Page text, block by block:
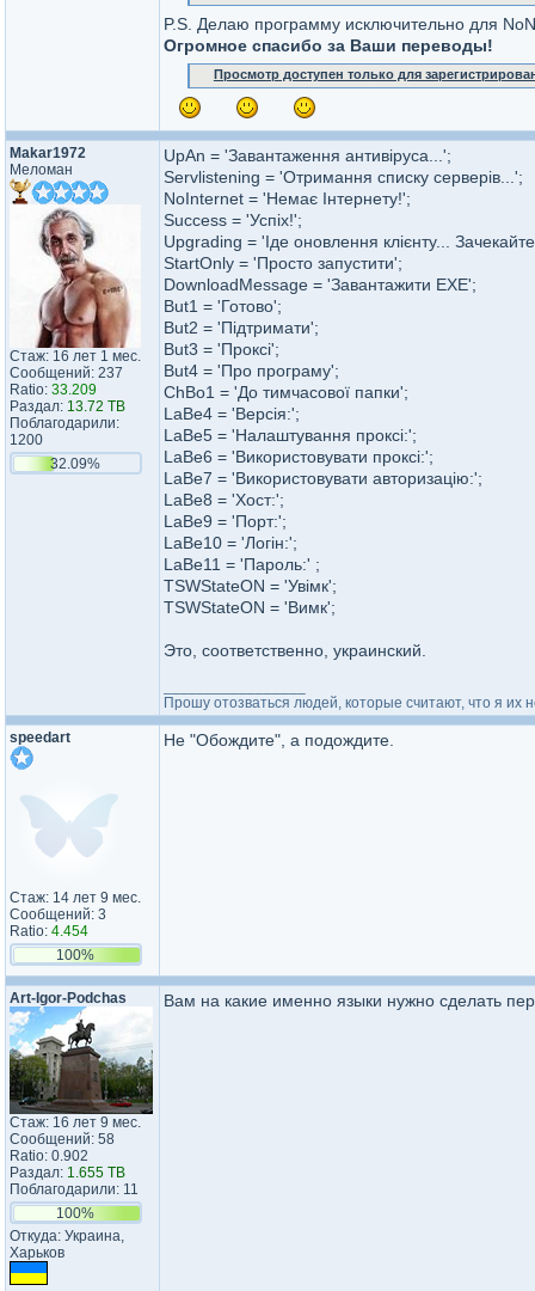
P.S. Делаю программу исключительно для
Огромное спасибо за Ваши переводы!
Просмотр доступен только для
Makar1972
Меломан
Стаж: 16 лет 1 мес.
Сообщений: 237
Ratio: 33.209
Раздал: 13.72 TB
Поблагодарили:
1200
32.09%
UpAn = 'Завантаження антивіруса...';
Servlistening = 'Отримання списку серверів...';
NoInternet = 'Немає Інтернету!';
Success = 'Успіх!';
Upgrading = 'Іде оновлення клієнту...
StartOnly = 'Просто запустити';
DownloadMessage = 'Завантажити EXE';
But1 = 'Готово';
But2 = 'Підтримати';
But3 = 'Проксі';
But4 = 'Про програму';
ChBo1 = 'До тимчасової папки';
LaBe4 = 'Версія:';
LaBe5 = 'Налаштування проксі:';
LaBe6 = 'Використовувати проксі:';
LaBe7 = 'Використовувати авторизацію:';
LaBe8 = 'Хост:';
LaBe9 = 'Порт:';
LaBe10 = 'Логін:';
LaBe11 = 'Пароль:' ;
TSWStateON = 'Увімк';
TSWStateON = 'Вимк';
Это, соответственно, украинский.
Прошу отозваться людей, которые считают, что я
speedart
Стаж: 14 лет 9 мес.
Сообщений: 3
Ratio: 4.454
100%
Не "Обождите", а подождите.
Art-Igor-​Podchas​
Стаж: 16 лет 9 мес.
Сообщений: 58
Ratio: 0.902
Раздал: 1.655 TB
Поблагодарили: 11
100%
Откуда: Украина,
Харьков
Вам на какие именно языки нужно сделать